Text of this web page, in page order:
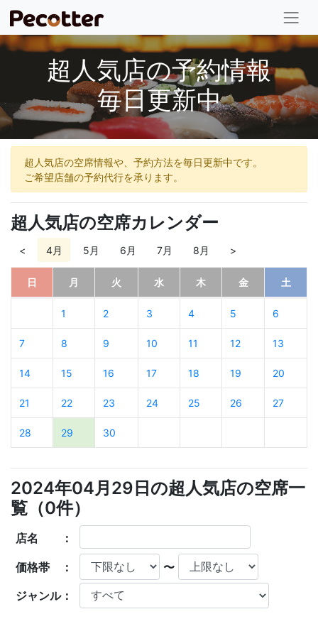
超人気店の予約情報
毎日更新中
超人気店の空席情報や、予約方法を毎日更新中です。
ご希望店舗の予約代行を承ります。
超人気店の空席カレンダー
< 4月 5月 6月 7月 8月 >
日 月 火 水 木 金 土
1 2 3 4 5 6
7 8 9 10 11 12 13
14 15 16 17 18 19 20
21 22 23 24 25 26 27
28 29 30
2024年04月29日の超人気店の空席一
覧（0件）
店名 ：
価格帯 ： 〜
ジャンル：